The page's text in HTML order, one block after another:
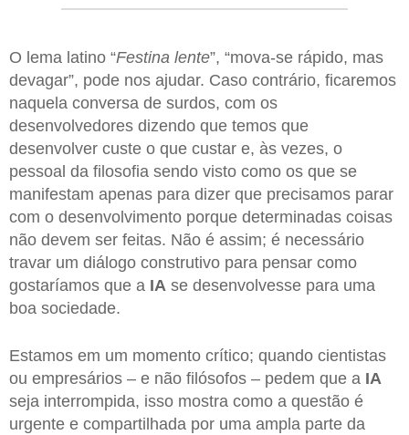
O lema latino “Festina lente”, “mova-se rápido, mas
devagar”, pode nos ajudar. Caso contrário, ficaremos
naquela conversa de surdos, com os
desenvolvedores dizendo que temos que
desenvolver custe o que custar e, às vezes, o
pessoal da filosofia sendo visto como os que se
manifestam apenas para dizer que precisamos parar
com o desenvolvimento porque determinadas coisas
não devem ser feitas. Não é assim; é necessário
travar um diálogo construtivo para pensar como
gostaríamos que a IA se desenvolvesse para uma
boa sociedade.
Estamos em um momento crítico; quando cientistas
ou empresários – e não filósofos – pedem que a IA
seja interrompida, isso mostra como a questão é
urgente e compartilhada por uma ampla parte da